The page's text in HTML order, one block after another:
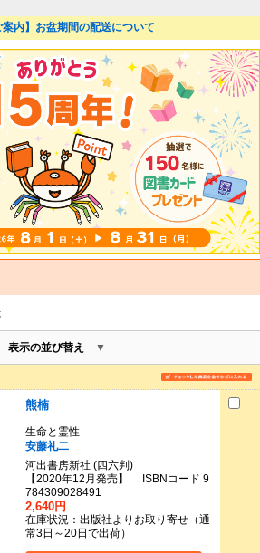
案内】お盆期間の配送について
表示の並び替え
熊楠
生命と霊性
安藤礼二
河出書房新社 (四六判)
【2020年12月発売】 ISBNコード 9
784309028491
2,640円
在庫状況：出版社よりお取り寄せ（通
常3日～20日で出荷）